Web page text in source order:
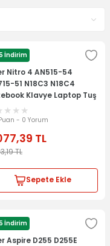
İndirim
Nitro 4 AN515-54
51 N18C3 N18C4
Klavye Laptop Tuş
- 0 Yorum
TL
TL
Sepete Ekle
İndirim
Aspire D255 D255E